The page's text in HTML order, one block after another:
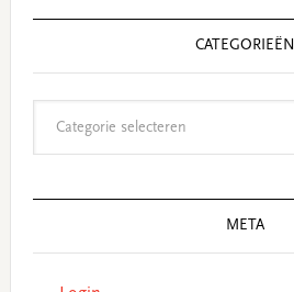
CATEGORIEËN
META